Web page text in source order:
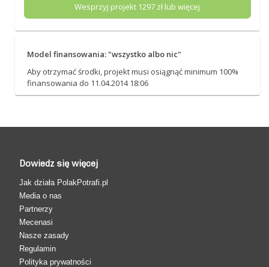
Wesprzyj projekt 1297 zł lub więcej
Model finansowania: "wszystko albo nic"
Aby otrzymać środki, projekt musi osiągnąć minimum 100%
finansowania do 11.04.2014 18:06
Dowiedz się więcej
Jak działa PolakPotrafi.pl
Media o nas
Partnerzy
Mecenasi
Nasze zasady
Regulamin
Polityka prywatności